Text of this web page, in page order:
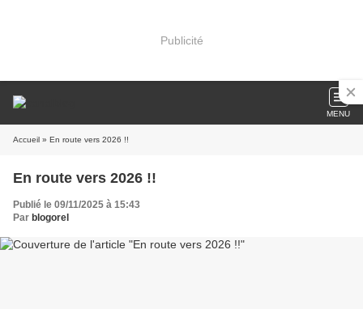
Publicité
MENU
Accueil » En route vers 2026 !!
En route vers 2026 !!
Publié le 09/11/2025 à 15:43
Par blogorel